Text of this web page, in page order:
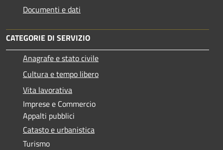
Documenti e dati
CATEGORIE DI SERVIZIO
Anagrafe e stato civile
Cultura e tempo libero
Vita lavorativa
Imprese e Commercio
Appalti pubblici
Catasto e urbanistica
Turismo